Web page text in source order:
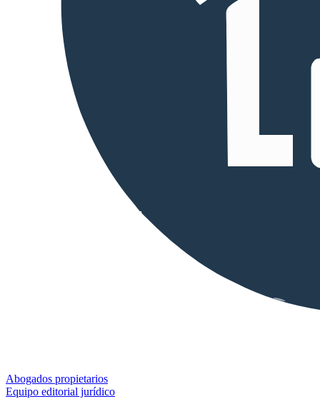
Abogados propietarios
Equipo editorial jurídico